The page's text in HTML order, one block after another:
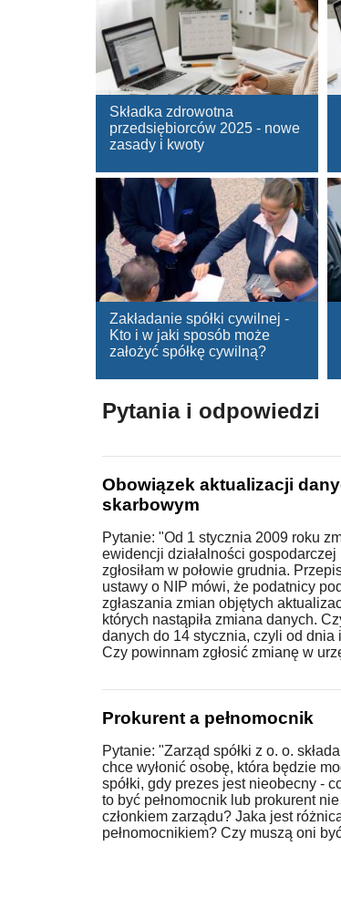
Składka zdrowotna
przedsiębiorców 2025 - nowe
zasady i kwoty
Zakładanie spółki cywilnej -
Kto i w jaki sposób może
założyć spółkę cywilną?
Pytania i odpowiedzi
Obowiązek aktualizacji
skarbowym
Pytanie: "Od 1 stycznia 2009 roku
ewidencji działalności
zgłosiłam w połowie grudnia.
ustawy o NIP mówi, że podatnicy
zgłaszania zmian objętych
których nastąpiła zmiana danych.
danych do 14 stycznia, czyli od
Czy powinnam zgłosić zmianę w
Prokurent a pełnomocnik
Pytanie: "Zarząd spółki z o. o.
chce wyłonić osobę, która będzie
spółki, gdy prezes jest nieobecny -
to być pełnomocnik lub prokurent
członkiem zarządu? Jaka jest
pełnomocnikiem? Czy muszą oni